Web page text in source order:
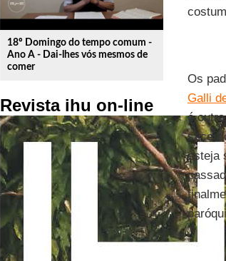
18º Domingo do tempo comum -
Ano A - Dai-lhes vós mesmos de
comer
Revista ihu on-line
Os
Galli
é
esteja